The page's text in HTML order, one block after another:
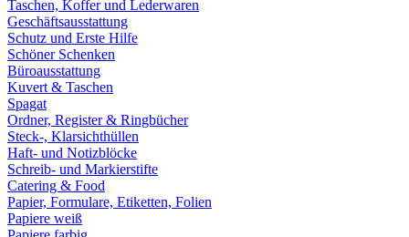
Taschen, Koffer und Lederwaren
Geschäftsausstattung
Schutz und Erste Hilfe
Schöner Schenken
Büroausstattung
Kuvert & Taschen
Spagat
Ordner, Register & Ringbücher
Steck-, Klarsichthüllen
Haft- und Notizblöcke
Schreib- und Markierstifte
Catering & Food
Papier, Formulare, Etiketten, Folien
Papiere weiß